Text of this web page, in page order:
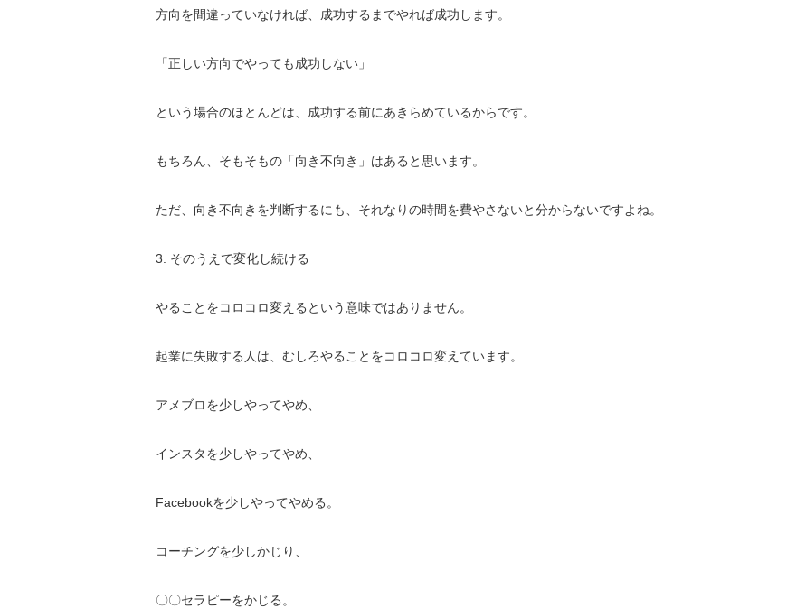
方向を間違っていなければ、成功するまでやれば成功します。
「正しい方向でやっても成功しない」
という場合のほとんどは、成功する前にあきらめているからです。
もちろん、そもそもの「向き不向き」はあると思います。
ただ、向き不向きを判断するにも、 それなりの時間を費やさないと分からないですよね。
3. そのうえで変化し続ける
やることをコロコロ変えるという意味ではありません。
起業に失敗する人は、むしろやることをコロコロ変えています。
アメブロを少しやってやめ、
インスタを少しやってやめ、
Facebookを少しやってやめる。
コーチングを少しかじり、
〇〇セラピーをかじる。